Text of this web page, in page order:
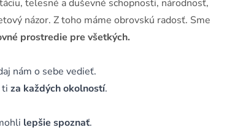
telesné a duševné schopnosti, národnosť,
názor. Z toho máme obrovskú radosť. Sme
prostredie pre všetkých.
nám o sebe vedieť.
ti za každých okolností.
lepšie spoznať.